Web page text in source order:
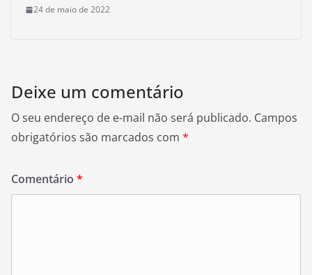
24 de maio de 2022
Deixe um comentário
O seu endereço de e-mail não será publicado. Campos
obrigatórios são marcados com *
Comentário *